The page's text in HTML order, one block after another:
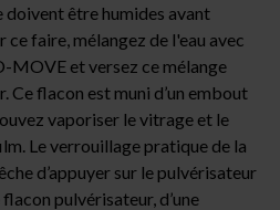
être humides avant
faire, mélangez de l'eau avec
MOVE et versez ce mélange
. Ce flacon est muni d’un embout
vaporiser le vitrage et le
Le verrouillage pratique de la
d’appuyer sur le pulvérisateur
flacon pulvérisateur, d’une